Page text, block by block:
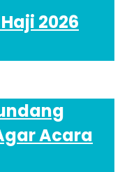
2026
Acara